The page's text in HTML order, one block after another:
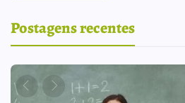
Postagens recentes